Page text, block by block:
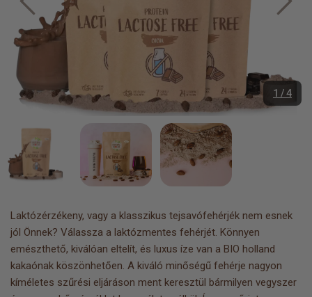
1 / 4
Laktózérzékeny, vagy a klasszikus tejsavófehérjék nem esnek
jól Önnek? Válassza a laktózmentes fehérjét. Könnyen
emészthető, kiválóan eltelít, és luxus íze van a BIO holland
kakaónak köszönhetően. A kiváló minőségű fehérje nagyon
kíméletes szűrési eljáráson ment keresztül bármilyen vegyszer